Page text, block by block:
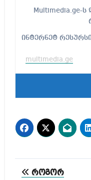
Multimedia.ge-ს დამფუძნებელი და მთავარი
ინტერნეტ
multimedia.ge
პოსტის
როგორ